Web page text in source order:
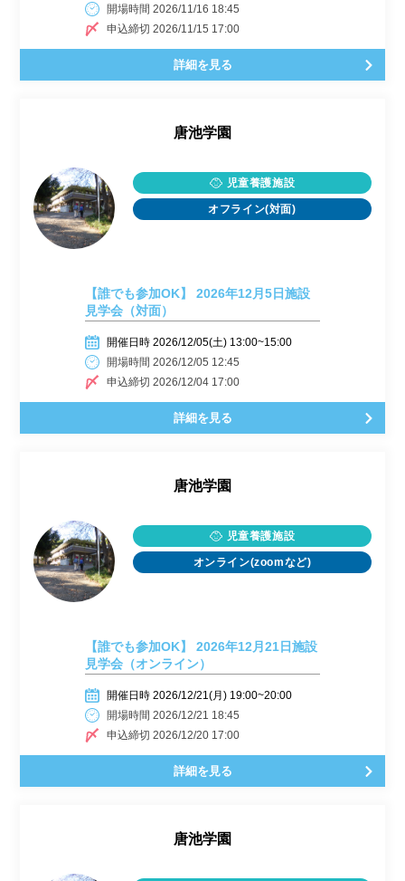
開場時間 2026/11/16 18:45
申込締切 2026/11/15 17:00
詳細を見る
唐池学園
児童養護施設
オフライン(対面)
【誰でも参加OK】 2026年12月5日施設
見学会（対面）
開催日時 2026/12/05(土) 13:00~15:00
開場時間 2026/12/05 12:45
申込締切 2026/12/04 17:00
詳細を見る
唐池学園
児童養護施設
オンライン(zoomなど)
【誰でも参加OK】 2026年12月21日施設
見学会（オンライン）
開催日時 2026/12/21(月) 19:00~20:00
開場時間 2026/12/21 18:45
申込締切 2026/12/20 17:00
詳細を見る
唐池学園